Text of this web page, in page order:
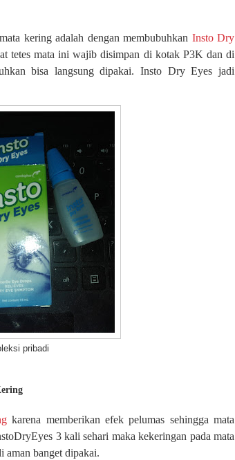
mata kering adalah dengan membubuhkan Insto Dry
tetes mata ini wajib disimpan di kotak P3K dan di
bisa langsung dipakai. Insto Dry Eyes jadi
karena memberikan efek pelumas sehingga mata
3 kali sehari maka kekeringan pada mata
aman banget dipakai.